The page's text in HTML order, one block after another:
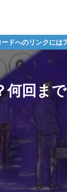
フィリエイトタグ
何回まで